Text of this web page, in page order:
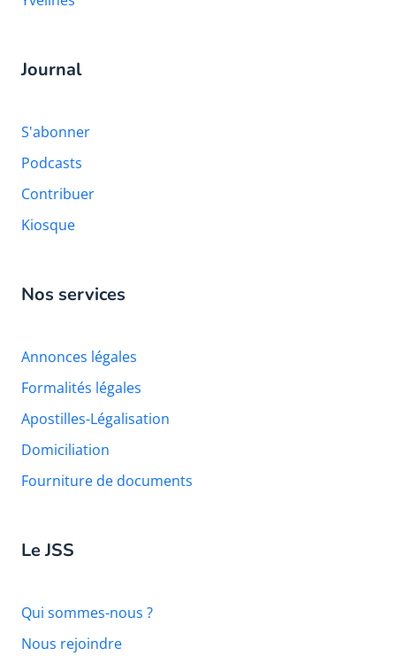
Journal
S'abonner
Podcasts
Contribuer
Kiosque
Nos services
Annonces légales
Formalités légales
Apostilles-Légalisation
Domiciliation
Fourniture de documents
Le JSS
Qui sommes-nous ?
Nous rejoindre